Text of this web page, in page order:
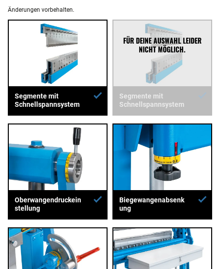
Änderungen vorbehalten.
Segmente mit
Schnellspannsystem
Segmente mit
Schnellspannsystem
Oberwangendruckein
stellung
Biegewangenabsenk
ung